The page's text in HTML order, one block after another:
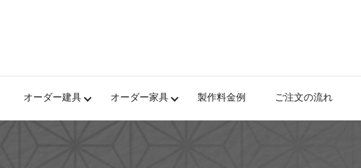
オーダー建具 オーダー家具 製作料金例 ご注文の流れ